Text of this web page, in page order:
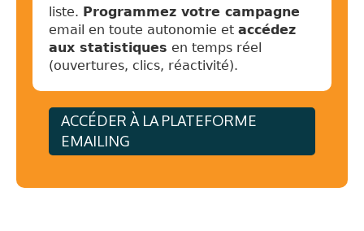
liste. Programmez votre campagne
email en toute autonomie et accédez
aux statistiques en temps réel
(ouvertures, clics, réactivité).
ACCÉDER À LA PLATEFORME
EMAILING